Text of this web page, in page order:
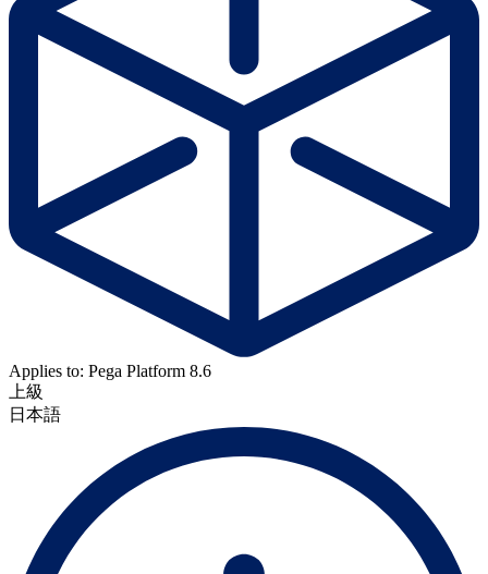
Applies to: Pega Platform 8.6
上級
日本語